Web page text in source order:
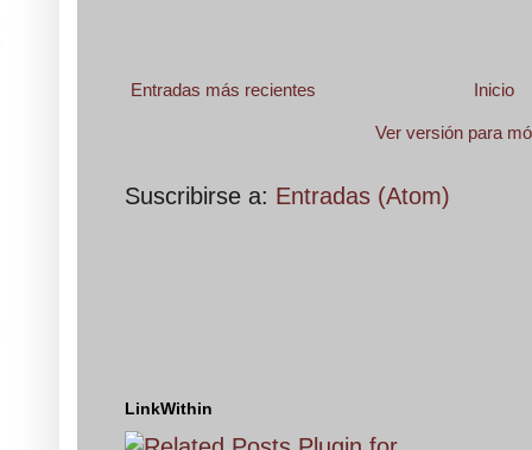
Entradas más recientes Inicio
Ver versión para
Suscribirse a: Entradas (Atom)
LinkWithin